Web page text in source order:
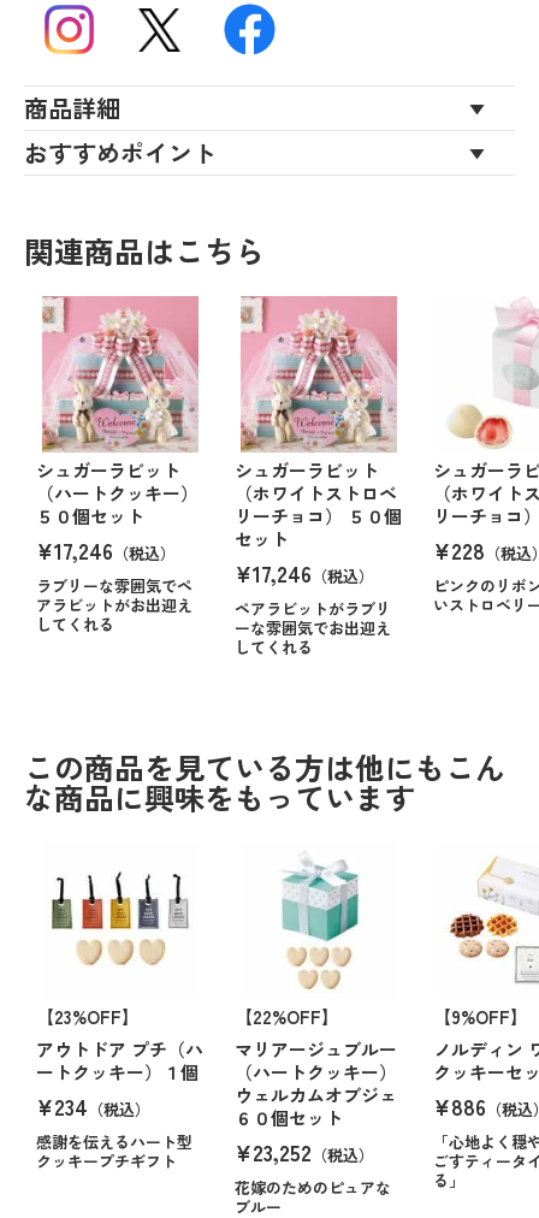
商品詳細
おすすめポイント
関連商品はこちら
シュガーラビット
（ハートクッキー）
５０個セット
¥17,246 （税込）
ラブリーな雰囲気でペ
アラビットがお出迎え
してくれる
シュガーラビット
（ホワイトストロベ
リーチョコ） ５０個
セット
¥17,246 （税込）
ペアラビットがラブリ
ーな雰囲気でお出迎え
してくれる
シュガーラ
（ホワイト
リーチョコ
¥228 （税込
ピンクのリボ
いストロベリ
この商品を見ている方は他にもこん
な商品に興味をもっています
【23%OFF】
アウトドア プチ（ハ
ートクッキー）１個
¥234 （税込）
感謝を伝えるハート型
クッキープチギフト
【22%OFF】
マリアージュブルー
（ハートクッキー）
ウェルカムオブジェ
６０個セット
¥23,252 （税込）
花嫁のためのピュアな
ブルー
【9%OFF】
ノルディン
クッキーセ
¥886 （税
「心地よく穏
ごすティータ
る」